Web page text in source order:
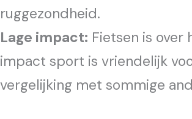
ruggezondheid.
Lage impact: Fietsen is
impact sport is vriendelijk
vergelijking met sommige